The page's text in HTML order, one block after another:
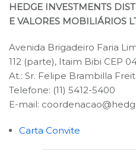
HEDGE INVESTMENTS
E VALORES MOBILIÁRIOS
Avenida Brigadeiro Faria
112 (parte), Itaim Bibi CEP
At.: Sr. Felipe Brambilla
Telefone: (11) 5412-5400
E-mail:
Carta Convite